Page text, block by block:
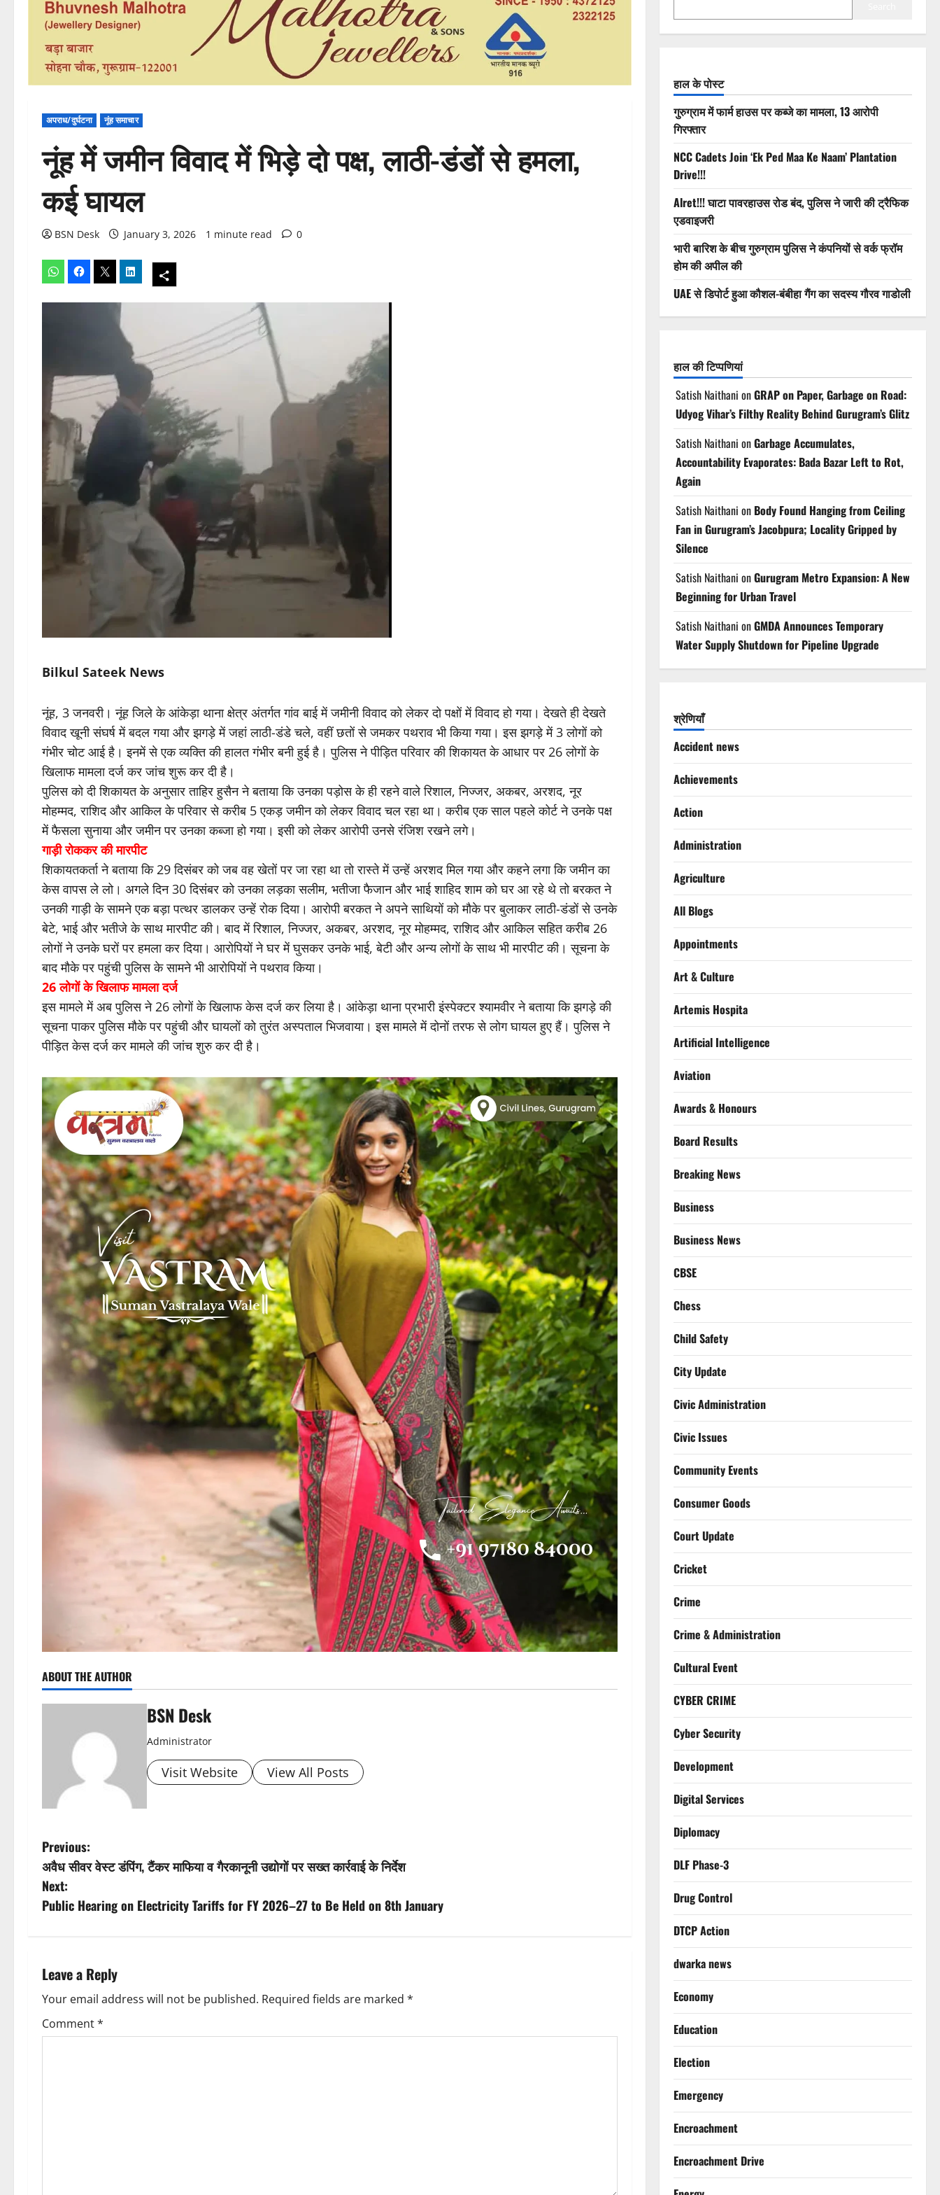
अपराध/दुर्घटना नूंह समाचार
नूंह में जमीन विवाद में भिड़े दो पक्ष, लाठी-डंडों से हमला,
कई घायल
BSN Desk January 3, 2026 1 minute read 0
Bilkul Sateek News
नूंह, 3 जनवरी। नूंह जिले के आंकेड़ा थाना क्षेत्र अंतर्गत गांव बाई में जमीनी विवाद को लेकर दो पक्षों में विवाद हो गया। देखते ही देखते
विवाद खूनी संघर्ष में बदल गया और झगड़े में जहां लाठी-डंडे चले, वहीं छतों से जमकर पथराव भी किया गया। इस झगड़े में 3 लोगों को
गंभीर चोट आई है। इनमें से एक व्यक्ति की हालत गंभीर बनी हुई है। पुलिस ने पीड़ित परिवार की शिकायत के आधार पर 26 लोगों के
खिलाफ मामला दर्ज कर जांच शुरू कर दी है।
पुलिस को दी शिकायत के अनुसार ताहिर हुसैन ने बताया कि उनका पड़ोस के ही रहने वाले रिशाल, निज्जर, अकबर, अरशद, नूर
मोहम्मद, राशिद और आकिल के परिवार से करीब 5 एकड़ जमीन को लेकर विवाद चल रहा था। करीब एक साल पहले कोर्ट ने उनके पक्ष
में फैसला सुनाया और जमीन पर उनका कब्जा हो गया। इसी को लेकर आरोपी उनसे रंजिश रखने लगे।
गाड़ी रोककर की मारपीट
शिकायतकर्ता ने बताया कि 29 दिसंबर को जब वह खेतों पर जा रहा था तो रास्ते में उन्हें अरशद मिल गया और कहने लगा कि जमीन का
केस वापस ले लो। अगले दिन 30 दिसंबर को उनका लड़का सलीम, भतीजा फैजान और भाई शाहिद शाम को घर आ रहे थे तो बरकत ने
उनकी गाड़ी के सामने एक बड़ा पत्थर डालकर उन्हें रोक दिया। आरोपी बरकत ने अपने साथियों को मौके पर बुलाकर लाठी-डंडों से उनके
बेटे, भाई और भतीजे के साथ मारपीट की। बाद में रिशाल, निज्जर, अकबर, अरशद, नूर मोहम्मद, राशिद और आकिल सहित करीब 26
लोगों ने उनके घरों पर हमला कर दिया। आरोपियों ने घर में घुसकर उनके भाई, बेटी और अन्य लोगों के साथ भी मारपीट की। सूचना के
बाद मौके पर पहुंची पुलिस के सामने भी आरोपियों ने पथराव किया।
26 लोगों के खिलाफ मामला दर्ज
इस मामले में अब पुलिस ने 26 लोगों के खिलाफ केस दर्ज कर लिया है। आंकेड़ा थाना प्रभारी इंस्पेक्टर श्यामवीर ने बताया कि झगड़े की
सूचना पाकर पुलिस मौके पर पहुंची और घायलों को तुरंत अस्पताल भिजवाया। इस मामले में दोनों तरफ से लोग घायल हुए हैं। पुलिस ने
पीड़ित केस दर्ज कर मामले की जांच शुरु कर दी है।
ABOUT THE AUTHOR
BSN Desk
Administrator
Visit Website View All Posts
P
o
s
n
a
v
Previous:
अवैध सीवर वेस्ट डंपिंग, टैंकर माफिया व गैरकानूनी उद्योगों पर सख्त कार्रवाई के निर्देश
Next:
Public Hearing on Electricity Tariffs for FY 2026–27 to Be Held on 8th January
Leave a Reply
Your email address will not be published. Required fields are marked *
Comment*
हाल के पोस्ट
गुरुग्राम में फार्म हाउस पर कब्जे का मामला, 13 आरोपी
गिरफ्तार
NCC Cadets Join ‘Ek Ped Maa Ke Naam’ Plantation
Drive!!!
Alret!!! घाटा पावरहाउस रोड बंद, पुलिस ने जारी की ट्रैफिक
एडवाइजरी
भारी बारिश के बीच गुरुग्राम पुलिस ने कंपनियों से वर्क फ्रॉम
होम की अपील की
UAE से डिपोर्ट हुआ कौशल-बंबीहा गैंग का सदस्य गौरव गाडोली
हाल की टिप्पणियां
Satish Naithani onGRAP on Paper, Garbage on Road:
Udyog Vihar’s Filthy Reality Behind Gurugram’s Glitz
Satish Naithani onGarbage Accumulates,
Accountability Evaporates: Bada Bazar Left to Rot,
Again
Satish Naithani on Body Found Hanging from Ceiling
Fan in Gurugram’s Jacobpura; Locality Gripped by
Silence
Satish Naithani onGurugram Metro Expansion: A New
Beginning for Urban Travel
Satish Naithani onGMDA Announces Temporary
Water Supply Shutdown for Pipeline Upgrade
श्रेणियाँ
Accident news
Achievements
Action
Administration
Agriculture
All Blogs
Appointments
Art & Culture
Artemis Hospita
Artificial Intelligence
Aviation
Awards & Honours
Board Results
Breaking News
Business
Business News
CBSE
Chess
Child Safety
City Update
Civic Administration
Civic Issues
Community Events
Consumer Goods
Court Update
Cricket
Crime
Crime & Administration
Cultural Event
CYBER CRIME
Cyber Security
Development
Digital Services
Diplomacy
DLF Phase-3
Drug Control
DTCP Action
dwarka news
Economy
Education
Election
Emergency
Encroachment
Encroachment Drive